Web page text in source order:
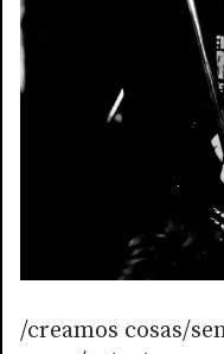
/creamos cosas/